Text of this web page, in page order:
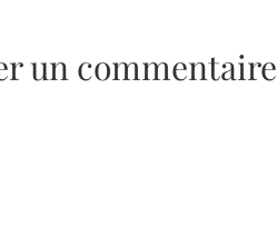
un commentaire